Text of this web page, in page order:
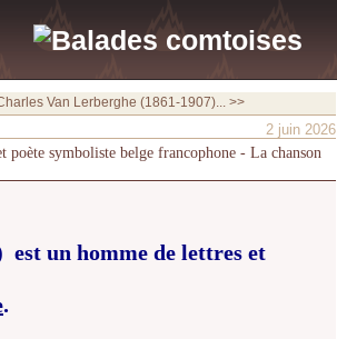
Van Lerberghe (1861-1907)... >>
2 juin 2026
poète symboliste belge francophone - La chanson
est un homme de lettres et
.